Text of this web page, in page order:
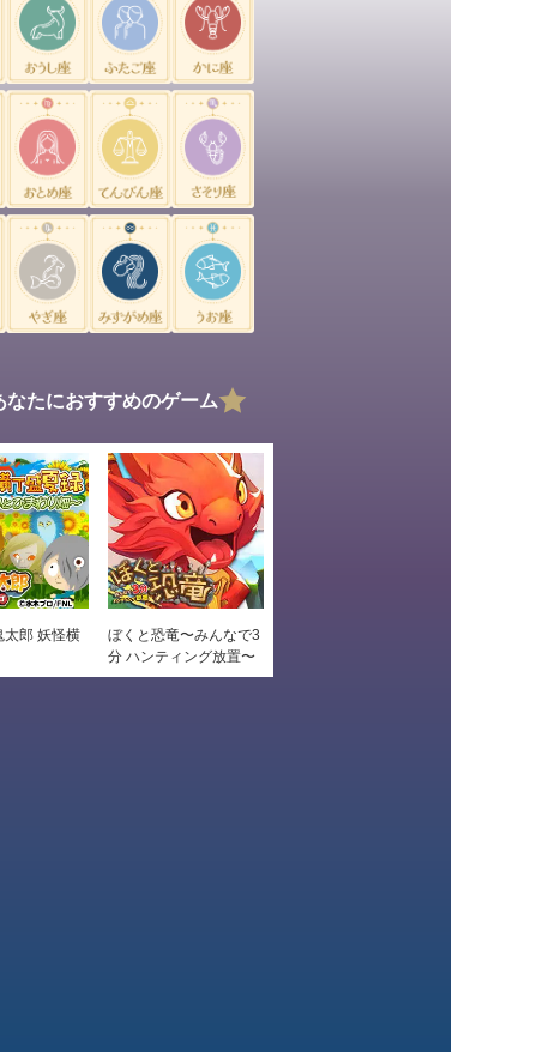
なたにおすすめのゲーム
太郎 妖怪横
ぼくと恐竜〜みんなで3
分 ハンティング放置〜